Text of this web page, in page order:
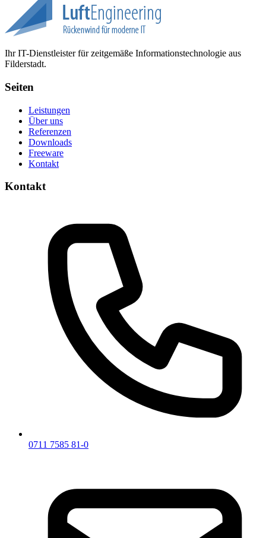
Ihr IT-Dienstleister für zeitgemäße Informationstechnologie aus
Filderstadt.
Seiten
Leistungen
Über uns
Referenzen
Downloads
Freeware
Kontakt
Kontakt
0711 7585 81-0